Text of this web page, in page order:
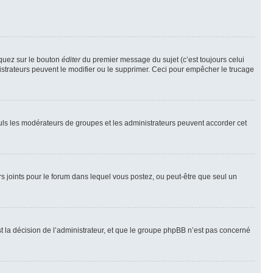
sur le bouton éditerdu premier message du sujet (c’est toujours celui
peuvent le modifier ou le supprimer. Ceci pour empêcher le trucage
les modérateurs de groupes et les administrateurs peuvent accorder cet
joints pour le forum dans lequel vous postez, ou peut-être que seul un
décision de l’administrateur, et que le groupe phpBB n’est pas concerné